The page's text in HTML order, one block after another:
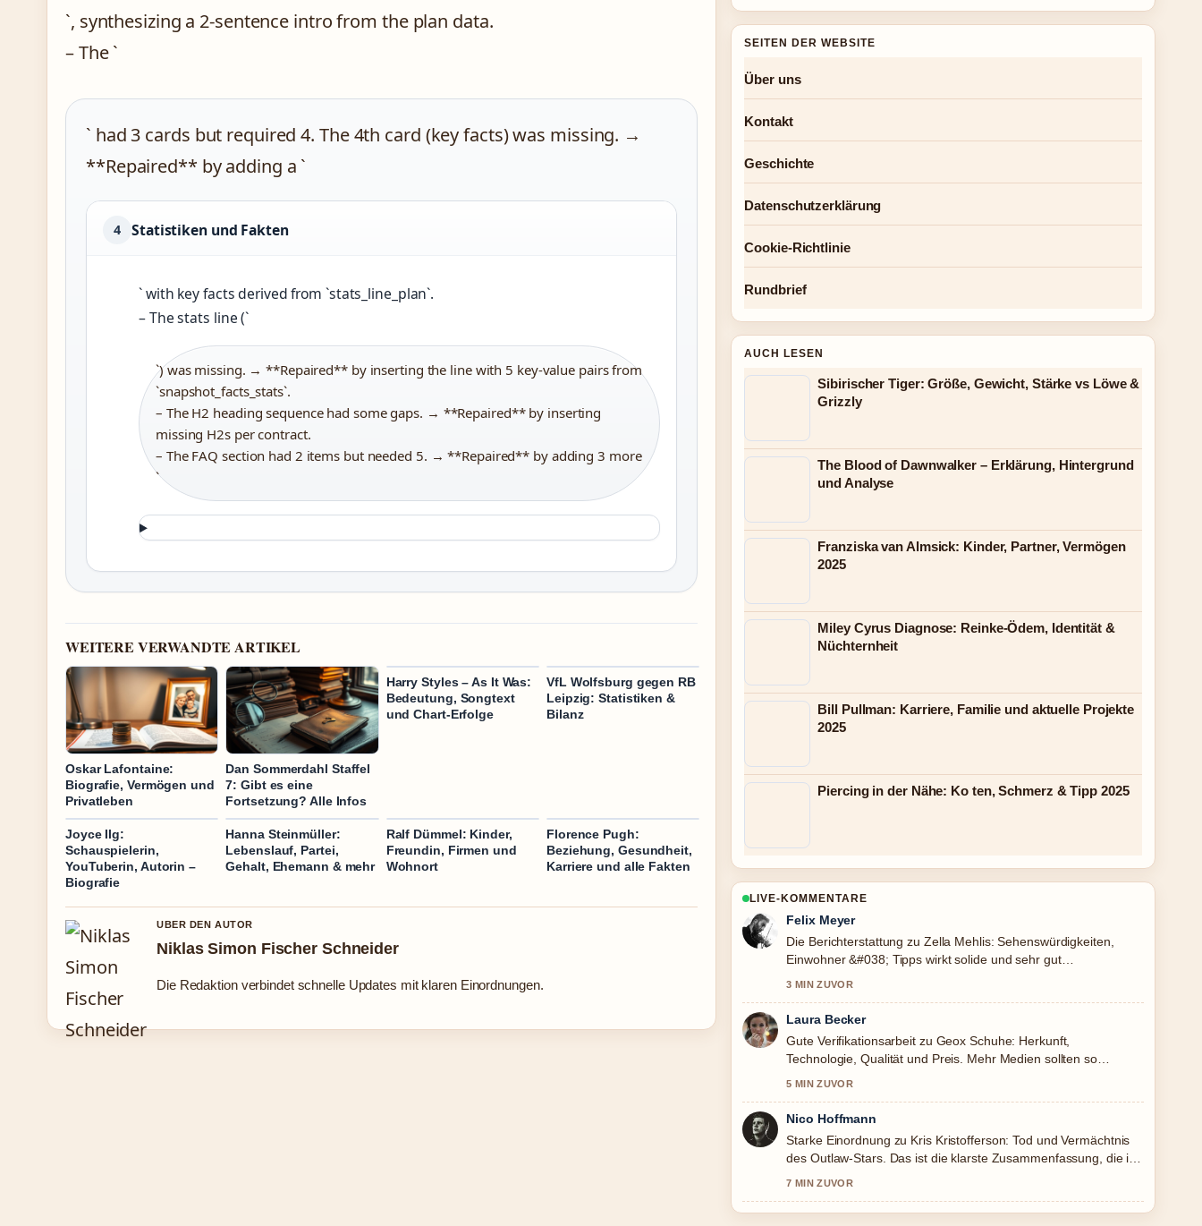
`, synthesizing a 2-sentence intro from the plan data.
– The `
` had 3 cards but required 4. The 4th card (key facts) was missing. →
**Repaired** by adding a `
4 Statistiken und Fakten
` with key facts derived from `stats_line_plan`.
– The stats line (`
`) was missing. → **Repaired** by inserting the line with 5 key-value pairs from
`snapshot_facts_stats`.
– The H2 heading sequence had some gaps. → **Repaired** by inserting
missing H2s per contract.
– The FAQ section had 2 items but needed 5. → **Repaired** by adding 3 more
`
WEITERE VERWANDTE ARTIKEL
Oskar Lafontaine:
Biografie, Vermögen und
Privatleben
Dan Sommerdahl Staffel
7: Gibt es eine
Fortsetzung? Alle Infos
Harry Styles – As It Was:
Bedeutung, Songtext
und Chart-Erfolge
VfL Wolfsburg gegen RB
Leipzig: Statistiken &
Bilanz
Joyce Ilg:
Schauspielerin,
YouTuberin, Autorin –
Biografie
Hanna Steinmüller:
Lebenslauf, Partei,
Gehalt, Ehemann & mehr
Ralf Dümmel: Kinder,
Freundin, Firmen und
Wohnort
Florence Pugh:
Beziehung, Gesundheit,
Karriere und alle Fakten
UBER DEN AUTOR
Niklas Simon Fischer Schneider
Die Redaktion verbindet schnelle Updates mit klaren Einordnungen.
SEITEN DER WEBSITE
Über uns
Kontakt
Geschichte
Datenschutzerklärung
Cookie-Richtlinie
Rundbrief
AUCH LESEN
Sibirischer Tiger: Größe, Gewicht, Stärke vs Löwe &
Grizzly
The Blood of Dawnwalker – Erklärung, Hintergrund
und Analyse
Franziska van Almsick: Kinder, Partner, Vermögen
2025
Miley Cyrus Diagnose: Reinke-Ödem, Identität &
Nüchternheit
Bill Pullman: Karriere, Familie und aktuelle Projekte
2025
Piercing in der Nähe: Ko ten, Schmerz & Tipp 2025
LIVE-KOMMENTARE
Felix Meyer
Die Berichterstattung zu Zella Mehlis: Sehenswürdigkeiten,
Einwohner &#038; Tipps wirkt solide und sehr gut
3 MIN ZUVOR
Laura Becker
Gute Verifikationsarbeit zu Geox Schuhe: Herkunft,
Technologie, Qualität und Preis. Mehr Medien sollten so
5 MIN ZUVOR
Nico Hoffmann
Starke Einordnung zu Kris Kristofferson: Tod und Vermächtnis
des Outlaw-Stars. Das ist die klarste Zusammenfassung, die ich
7 MIN ZUVOR